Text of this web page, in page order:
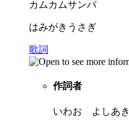
カムカムサンバ
はみがきうさぎ
歌詞
作詞者
いわお よしあき